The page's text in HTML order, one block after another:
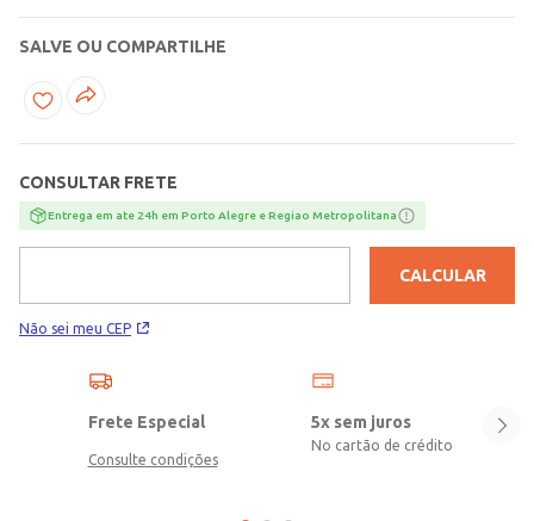
New Charged Cushioning e a borracha High Abrasion Rubber
garantem amortecimento, tração e mais segurança, enquanto o
estabilizador traseiro em TPU translúcido proporciona suporte
uma experiência mais firme, confortável e segura ao longo do
percurso!\n\nIndicado Para: Corrida\nMaterial: Jacquard
SALVE OU COMPARTILHE
CONSULTAR FRETE
Entrega em ate 24h em Porto Alegre e Regiao Metropolitana
Não sei meu CEP
CALCULAR
Frete Especial
Consulte condições
5x sem juros
No cartão de crédito